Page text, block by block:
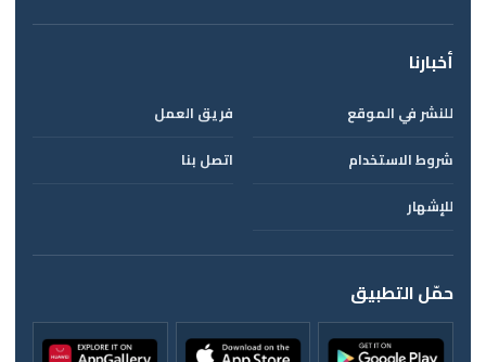
أخبارنا
للنشر في الموقع
فريق العمل
شروط الاستخدام
اتصل بنا
للإشهار
حمّل التطبيق